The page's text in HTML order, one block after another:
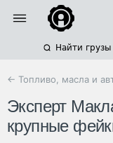
Найти грузы
← Топливо, масла и
Эксперт
крупные